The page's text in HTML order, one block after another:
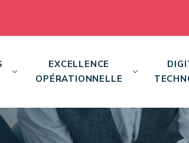
EXCELLENCE
OPÉRATIONNELLE